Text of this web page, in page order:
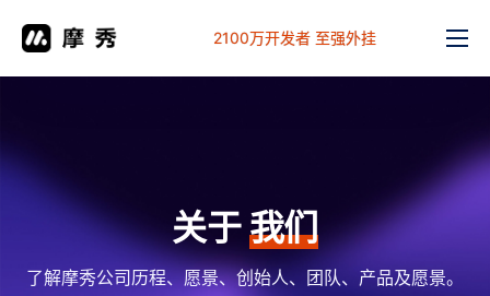
2100万开发者 至强外挂
功能
文档
解决方案
关于我们
了解摩秀公司历程、愿景、创始人、团队、产品及愿景。